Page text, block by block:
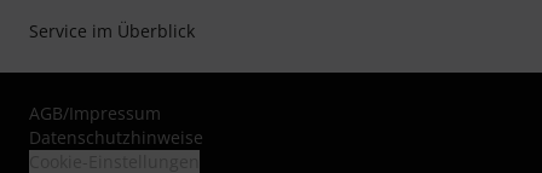
Service im Überblick
AGB/Impressum
Datenschutzhinweise